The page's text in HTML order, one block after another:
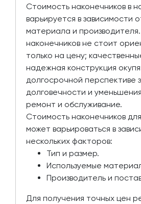
Стоимость наконечников в
варьируется в зависимости
материала и
наконечников не стоит
только на цену;
надежная конструкция
долгосрочной перспективе
долговечности и
ремонт и обслуживание.
Стоимость наконечников
может варьироваться в
нескольких факторов:
Тип и размер.
Используемые
Производитель и
Для получения точных цен